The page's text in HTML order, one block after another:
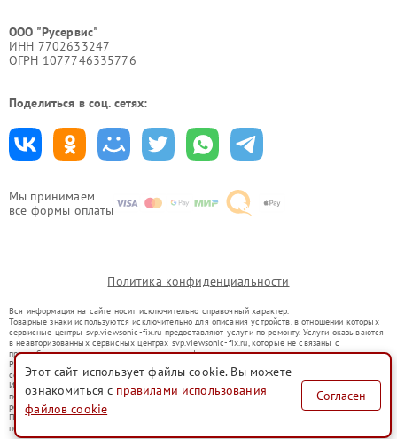
Мы принимаем
все формы оплаты
ООО "Русервис"
ИНН 7702633247
ОГРН 1077746335776
Поделиться в соц. сетях:
Политика конфиденциальности
Вся информация на сайте носит исключительно справочный характер.
Товарные знаки используются исключительно для описания устройств, в отношении которых
сервисные центры svp.viewsonic-fix.ru предоставляют услуги по ремонту. Услуги оказываются
в неавторизованных сервисных центрах svp.viewsonic-fix.ru, которые не связаны с
правообладателями товарных знаков или их официальными представителями.
Ремонт осуществляется для устройств, уже введенных в гражданский оборот в соответствии
со статьей 1487 ГК РФ.
Использование товарных знаков не преследует цели индивидуализации услуг или введения
потребителей в заблуждение, а служит для информирования о предоставляемых услугах по
ремонту техники указанных брендов.
Представленная на сайте информация не является публичной офертой, определяемой
положениями Статьи 437(2) Гражданского кодекса РФ
Этот сайт использует файлы cookie. Вы можете
ознакомиться с правилами использования
файлов cookie
Согласен